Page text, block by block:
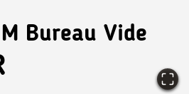
Bureau Vide